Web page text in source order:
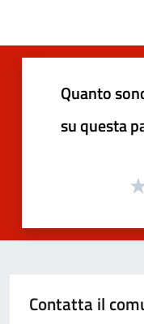
Quanto
su questa
Contatta il